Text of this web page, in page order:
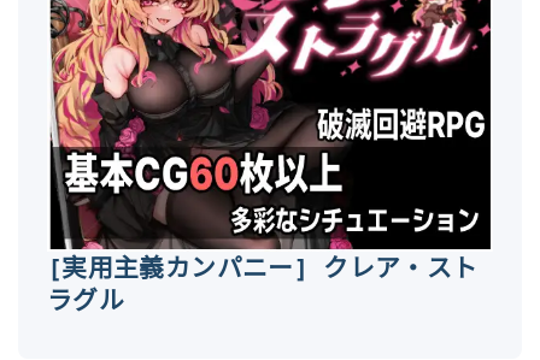
[実用主義カンパニー] クレア・スト
ラグル